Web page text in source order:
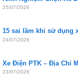
25/07/2026
15 sai lầm khi sử dụng
24/07/2026
Xe Điện PTK – Địa Chỉ
23/07/2026